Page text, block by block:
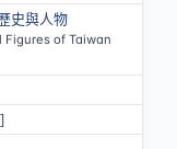
史與人物
Figures of Taiwan